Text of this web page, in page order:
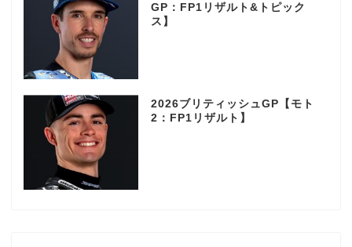
GP：FP1リザルト&トピック
ス】
2026ブリティッシュGP【モト
2：FP1リザルト】